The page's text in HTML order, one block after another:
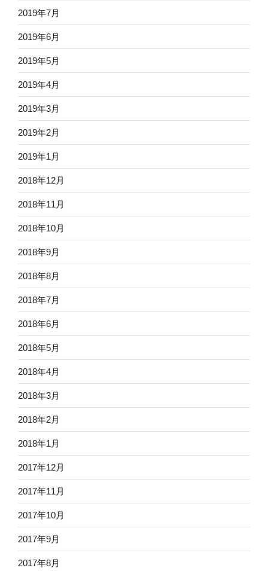
2019年7月
2019年6月
2019年5月
2019年4月
2019年3月
2019年2月
2019年1月
2018年12月
2018年11月
2018年10月
2018年9月
2018年8月
2018年7月
2018年6月
2018年5月
2018年4月
2018年3月
2018年2月
2018年1月
2017年12月
2017年11月
2017年10月
2017年9月
2017年8月